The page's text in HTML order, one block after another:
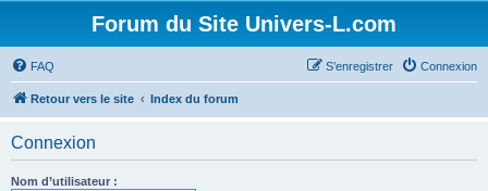
Forum du Site Univers-L.com
FAQ Connexion
S’enregistrer
Retour vers le site Index du forum
Connexion
Nom d’utilisateur :